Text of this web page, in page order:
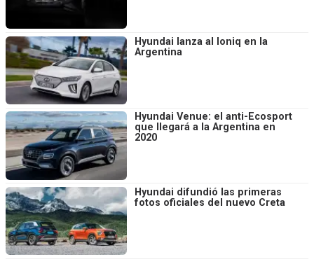
Hyundai lanza al Ioniq en la
Argentina
Hyundai Venue: el anti-Ecosport
que llegará a la Argentina en
2020
Hyundai difundió las primeras
fotos oficiales del nuevo Creta